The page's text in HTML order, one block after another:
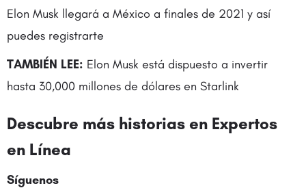
Elon Musk llegará a México a finales de 2021 y así
puedes registrarte
TAMBIÉN LEE: Elon Musk está dispuesto a invertir
hasta 30,000 millones de dólares en Starlink
Descubre más historias en Expertos
en Línea
Síguenos